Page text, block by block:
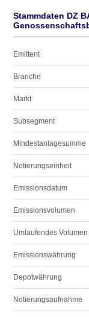
Stammdaten DZ
Emittent
Branche
Markt
Subsegment
Mindestanlagesumme
Notierungseinheit
Emissionsdatum
Emissionsvolumen
Umlaufendes Volumen
Emissionswährung
Depotwährung
Notierungsaufnahme